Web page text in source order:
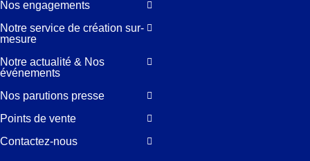
Nos engagements
Notre service de création sur-
mesure
Notre actualité & Nos
événements
Nos parutions presse
Points de vente
Contactez-nous